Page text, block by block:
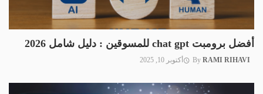
أفضل برومبت chat gpt للمسوقين : دليل شامل 2026
By RAMI RIHAVI أكتوبر 10, 2025